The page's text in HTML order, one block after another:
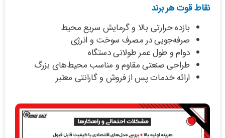
نقاط قوت هر برند
بازده حرارتی بالا و گرمایش سریع محیط
صرفه‌جویی در مصرف سوخت و انرژی
دوام و طول عمر طولانی دستگاه
طراحی صنعتی مقاوم و مناسب محیط‌های بزرگ
ارائه خدمات پس از فروش و گارانتی معتبر